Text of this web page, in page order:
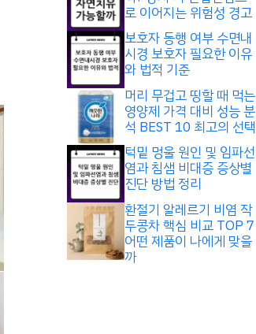
로 이어지는 위험성 경고
보호자 동행 여부 수면내
시경 보호자 필요한 이유
와 법적 기준
머리 무겁고 띵할 때 먹는
영양제 가격 대비 성능 분
석 BEST 10 최고의 선택
턱밑 멍울 원인 및 임파선
염과 침샘 비대증 증상별
진단 방법 정리
환절기 알레르기 비염 작
두콩차 핵심 비교 TOP 7
어떤 제품이 나에게 맞을
까